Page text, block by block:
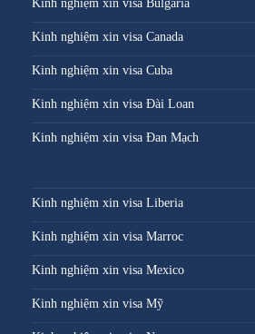
Kinh nghiệm xin visa Bulgaria
Kinh nghiệm xin visa Canada
Kinh nghiệm xin visa Cuba
Kinh nghiệm xin visa Đài Loan
Kinh nghiệm xin visa Đan Mạch
Kinh nghiệm xin visa Liberia
Kinh nghiệm xin visa Marroc
Kinh nghiệm xin visa Mexico
Kinh nghiệm xin visa Mỹ